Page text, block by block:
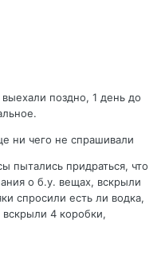
поздно, 1 день до
ни чего не спрашивали
пытались придраться, что
о б.у. вещах, вскрыли
спросили есть ли водка,
вскрыли 4 коробки,